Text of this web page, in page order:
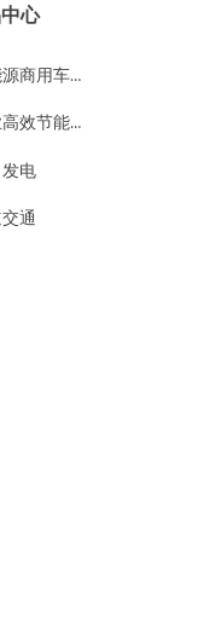
新能源商用车与工程机械
工业高效节能与自动化控制
发电
通
心